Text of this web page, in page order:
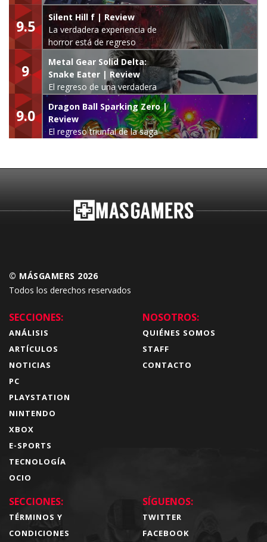
9.5
Silent Hill f | Review
La verdadera experiencia de
horror está de regreso
9
Metal Gear Solid Delta:
Snake Eater | Review
El regreso de una verdadera
leyenda
9.0
Dragon Ball Sparking Zero |
Review
El regreso triunfal de la saga
© MÁSGAMERS 2026
Todos los derechos reservados
SECCIONES:
ANÁLISIS
ARTÍCULOS
NOTICIAS
PC
PLAYSTATION
NINTENDO
XBOX
E-SPORTS
TECNOLOGÍA
OCIO
NOSOTROS:
QUIÉNES SOMOS
STAFF
CONTACTO
SECCIONES:
TÉRMINOS Y
CONDICIONES
SÍGUENOS:
TWITTER
FACEBOOK